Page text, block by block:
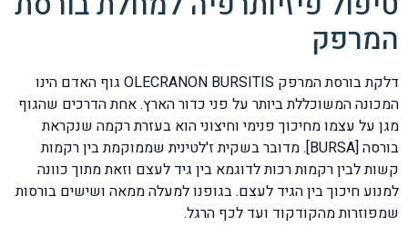
המרפק
דלקת בורסת המרפק OLECRANON BURSITIS גוף האדם הינו
המכונה המשוכללת ביותר על פני כדור הארץ. אחת הדרכים שהגוף
מגן על עצמו מחיכוך פנימי וחיצוני הוא בעזרת רקמה שנקראת
בורסה [BURSA]. מדובר בשקית ז'לטינית שממוקמת בין רקמות
קשות לבין רקמות רכות לדוגמא בין גיד לעצם וזאת מתוך כוונה
למנוע חיכוך בין הגיד לעצם. בגופנו למעלה ממאה ושישים בורסות
שמפוזרות מהקודקוד ועד לכף הרגל.